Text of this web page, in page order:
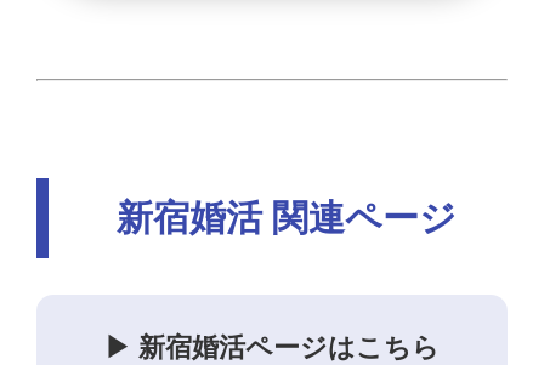
新宿婚活 関連ページ
▶ 新宿婚活ページはこちら